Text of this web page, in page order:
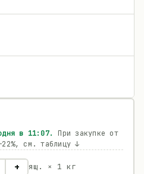
в 11:07.
При закупке от
см. таблицу ↓
+ ящ. × 1 кг